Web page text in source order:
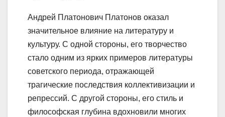
Андрей Платонович Платонов оказал
значительное влияние на литературу и
культуру. С одной стороны, его творчество
стало одним из ярких примеров литературы
советского периода, отражающей
трагические последствия коллективизации и
репрессий. С другой стороны, его стиль и
философская глубина вдохновили многих